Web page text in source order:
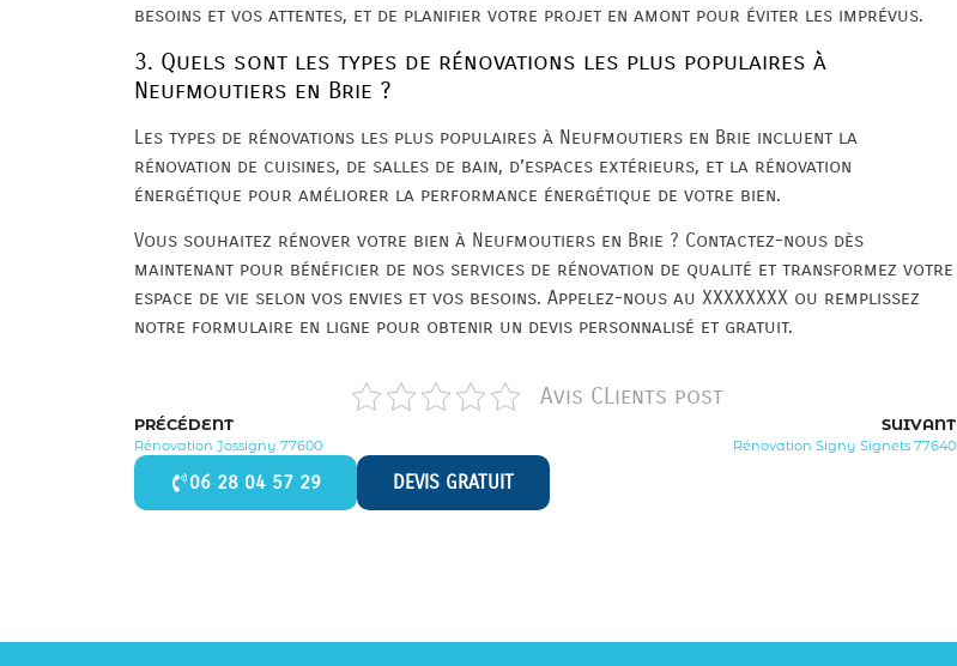
besoins et vos attentes, et de planifier votre projet en amont pour éviter les imprévus.
3. Quels sont les types de rénovations les plus populaires à
Neufmoutiers en Brie ?
Les types de rénovations les plus populaires à Neufmoutiers en Brie incluent la
rénovation de cuisines, de salles de bain, d’espaces extérieurs, et la rénovation
énergétique pour améliorer la performance énergétique de votre bien.
Vous souhaitez rénover votre bien à Neufmoutiers en Brie ? Contactez-nous dès
maintenant pour bénéficier de nos services de rénovation de qualité et transformez votre
espace de vie selon vos envies et vos besoins. Appelez-nous au XXXXXXXX ou remplissez
notre formulaire en ligne pour obtenir un devis personnalisé et gratuit.
Avis CLients post
PRÉCÉDENT
Rénovation Jossigny 77600
SUIVANT
Rénovation Signy Signets 77640
06 28 04 57 29 DEVIS GRATUIT